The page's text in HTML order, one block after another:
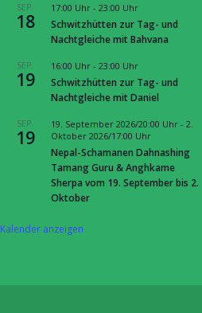
SEP.
18
17:00 Uhr- 23:00 Uhr
Schwitzhütten zur Tag- und
Nachtgleiche mit Bahvana
SEP.
19
16:00 Uhr- 23:00 Uhr
Schwitzhütten zur Tag- und
Nachtgleiche mit Daniel
SEP.
19
19. September 2026/20:00 Uhr- 2.
Oktober 2026/17:00 Uhr
Nepal-Schamanen Dahnashing
Tamang Guru & Anghkame
Sherpa vom 19. September bis 2.
Oktober
Kalender anzeigen